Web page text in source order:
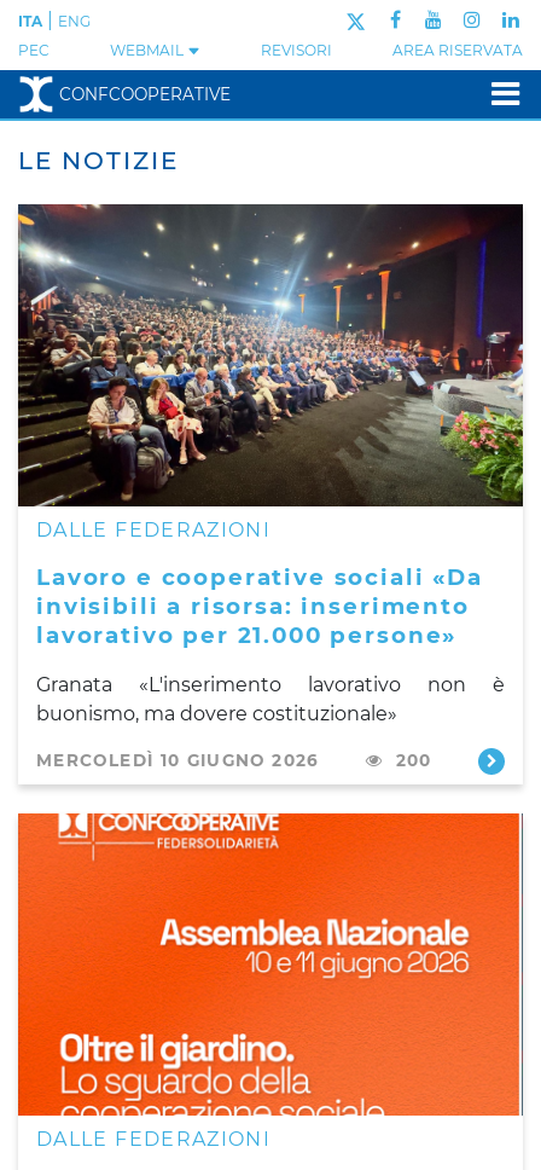
PEC WEBMAIL REVISORI AREA RISERVATA
ITA ENG
CONFCOOPERATIVE
LE NOTIZIE
DALLE FEDERAZIONI
Lavoro e cooperative sociali «Da
invisibili a risorsa: inserimento
lavorativo per 21.000 persone»
Granata «L'inserimento lavorativo non è
buonismo, ma dovere costituzionale»
MERCOLEDÌ 10 GIUGNO 2026 200
DALLE FEDERAZIONI